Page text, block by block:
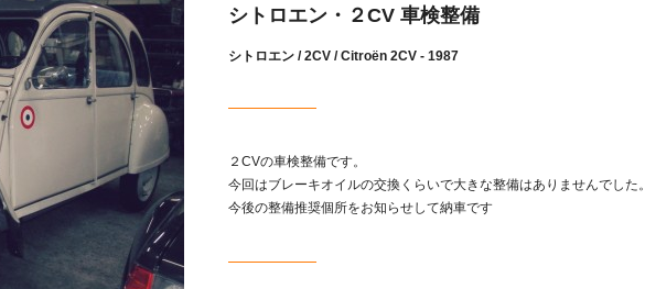
シトロエン・２CV 車検整備
シトロエン / 2CV / Citroën 2CV - 1987
２CVの車検整備です。
今回はブレーキオイルの交換くらいで大きな整備はありませんでした。
今後の整備推奨個所をお知らせして納車です